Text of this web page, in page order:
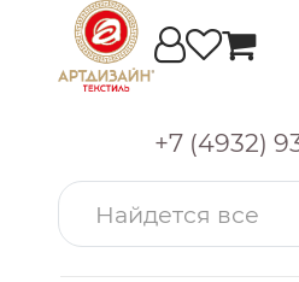
+7 (4932)